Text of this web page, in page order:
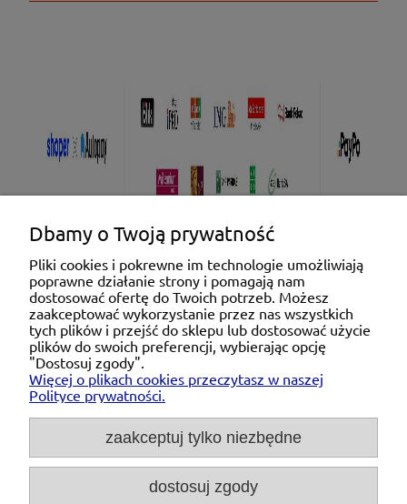
Pomoc
Moje konto
Płatności i dostawa
O nas
Michał Niedźwiecki Dobra Armatura, ul. Krakowska
Dbamy o Twoją prywatność
Pliki cookies i pokrewne im technologie umożliwiają
poprawne działanie strony i pomagają nam
dostosować ofertę do Twoich potrzeb. Możesz
zaakceptować wykorzystanie przez nas wszystkich
tych plików i przejść do sklepu lub dostosować użycie
plików do swoich preferencji, wybierając opcję
"Dostosuj zgody".
Więcej o plikach cookies przeczytasz w naszej
Polityce prywatności.
zaakceptuj tylko niezbędne
dostosuj zgody